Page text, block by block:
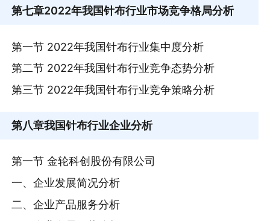
第七章2022年我国针布行业市场竞争格局分析
第一节 2022年我国针布行业集中度分析
第二节 2022年我国针布行业竞争态势分析
第三节 2022年我国针布行业竞争策略分析
第八章我国针布行业企业分析
第一节 金轮科创股份有限公司
一、企业发展简况分析
二、企业产品服务分析